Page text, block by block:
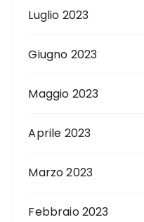
Luglio 2023
Giugno 2023
Maggio 2023
Aprile 2023
Marzo 2023
Febbraio 2023